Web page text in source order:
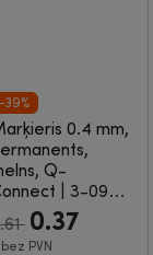
-39%
0.4 mm,
Q-
3-09-
0.37
bez PVN